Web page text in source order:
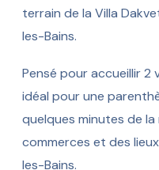
terrain de la Villa
les-Bains.
Pensé pour accueillir 2
idéal pour une
quelques minutes de
commerces et des
les-Bains.